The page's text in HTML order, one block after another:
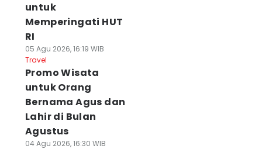
untuk
Memperingati HUT
RI
05 Agu 2026, 16:19 WIB
Travel
Promo Wisata
untuk Orang
Bernama Agus dan
Lahir di Bulan
Agustus
04 Agu 2026, 16:30 WIB